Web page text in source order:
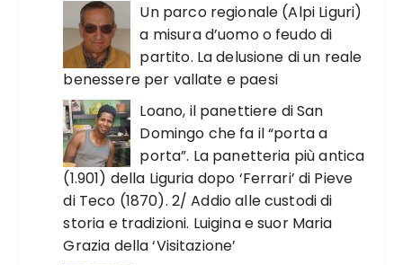
Un parco regionale (Alpi Liguri)
a misura d’uomo o feudo di
partito. La delusione di un reale
benessere per vallate e paesi
Loano, il panettiere di San
Domingo che fa il “porta a
porta”. La panetteria più antica
(1.901) della Liguria dopo ‘Ferrari’ di Pieve
di Teco (1870). 2/ Addio alle custodi di
storia e tradizioni. Luigina e suor Maria
Grazia della ‘Visitazione’